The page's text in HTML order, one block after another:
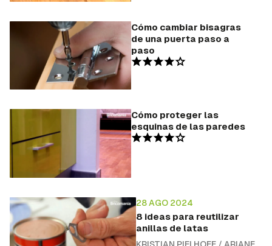
Cómo cambiar bisagras
de una puerta paso a
paso
Cómo proteger las
esquinas de las paredes
28 AGO 2024
8 ideas para reutilizar
anillas de latas